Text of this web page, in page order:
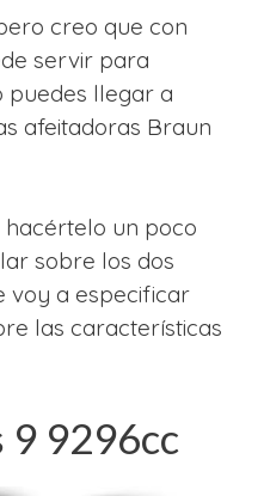
creo que con
servir para
puedes llegar a
afeitadoras Braun
un poco
sobre los dos
voy a especificar
las características
9 9296cc